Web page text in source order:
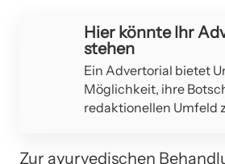
Hier könnte Ihr
stehen
Ein Advertorial bietet
Möglichkeit, ihre
redaktionellen Umfeld
Zur ayurvedischen